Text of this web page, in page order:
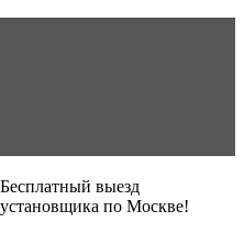
Бесплатный выезд
установщика по Москве!